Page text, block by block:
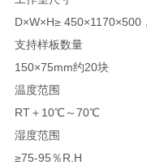
D×W×H≥ 450×1170×500
支持样板数量
150×75mm约20块
温度范围
RT＋10℃～70℃
湿度范围
≥75-95％R.H